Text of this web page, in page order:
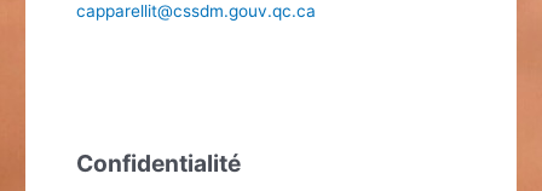
capparellit@cssdm.gouv.qc.ca
Confidentialité